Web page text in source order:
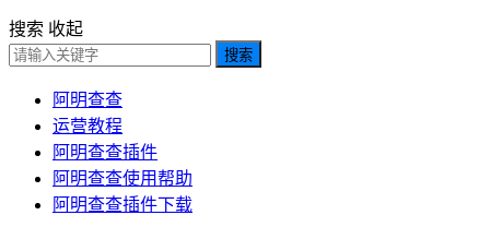
搜索 收起
搜索
阿明查查
运营教程
阿明查查插件
阿明查查使用帮助
阿明查查插件下载